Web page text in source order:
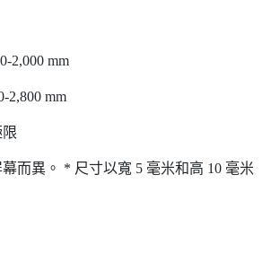
2,000 mm
2,800 mm
而異。 * 尺寸以寬 5 毫米和高 10 毫米